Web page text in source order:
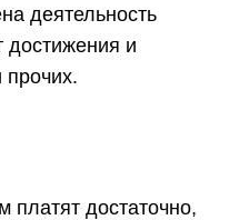
деятельность
достижения и
прочих.
платят достаточно,